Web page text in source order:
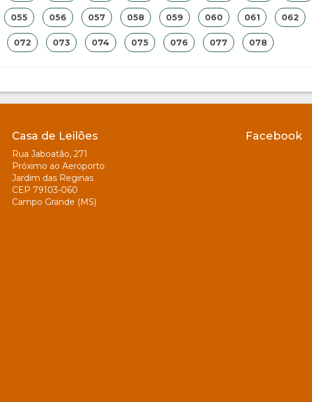
055 056 057 058 059 060 061 062
072 073 074 075 076 077 078
Casa de Leilões
Rua Jaboatão, 271
Próximo ao Aeroporto
Jardim das Reginas
CEP 79103-060
Campo Grande (MS)
Facebook